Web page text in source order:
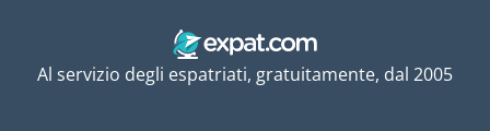
Al servizio degli espatriati, gratuitamente, dal 2005